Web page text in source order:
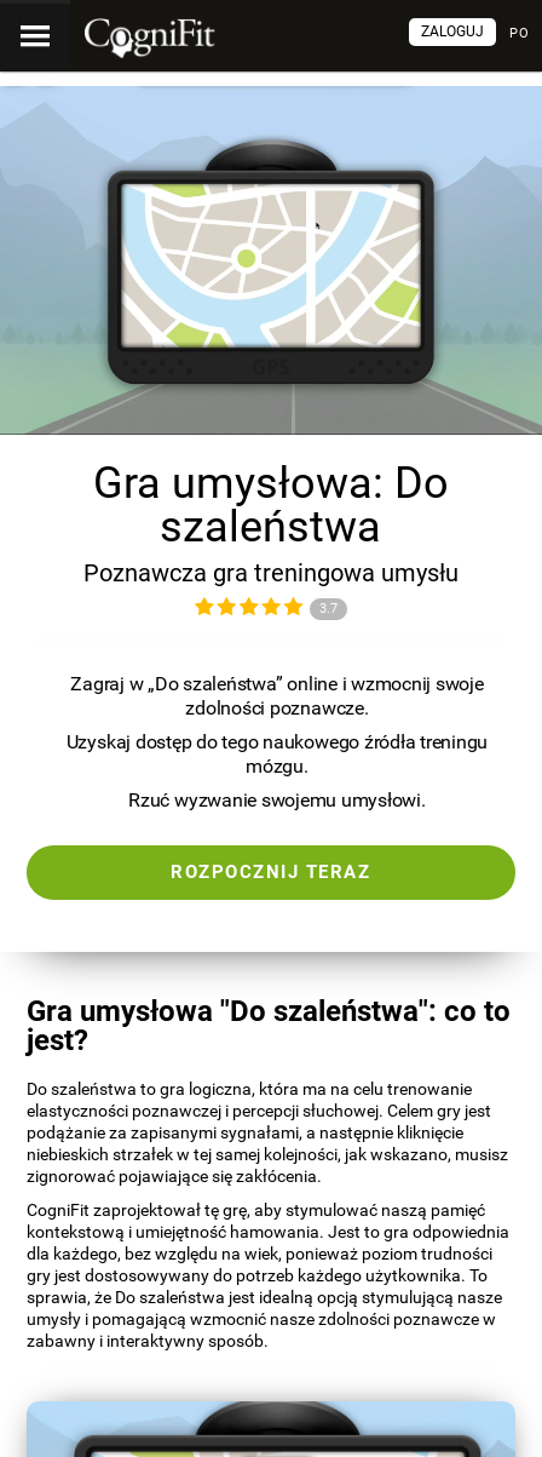
PO
ZALOGUJ
Gra umysłowa: Do
szaleństwa
Poznawcza gra treningowa umysłu
3.7
Zagraj w „Do szaleństwa” online i wzmocnij swoje
zdolności poznawcze.
Uzyskaj dostęp do tego naukowego źródła treningu
mózgu.
Rzuć wyzwanie swojemu umysłowi.
ROZPOCZNIJ TERAZ
Gra umysłowa "Do szaleństwa": co to
jest?
Do szaleństwa to gra logiczna, która ma na celu trenowanie
elastyczności poznawczej i percepcji słuchowej. Celem gry jest
podążanie za zapisanymi sygnałami, a następnie kliknięcie
niebieskich strzałek w tej samej kolejności, jak wskazano, musisz
zignorować pojawiające się zakłócenia.
CogniFit zaprojektował tę grę, aby stymulować naszą pamięć
kontekstową i umiejętność hamowania. Jest to gra odpowiednia
dla każdego, bez względu na wiek, ponieważ poziom trudności
gry jest dostosowywany do potrzeb każdego użytkownika. To
sprawia, że Do szaleństwa jest idealną opcją stymulującą nasze
umysły i pomagającą wzmocnić nasze zdolności poznawcze w
zabawny i interaktywny sposób.